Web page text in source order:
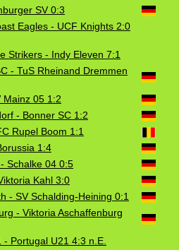
SV 0:3
Eagles - UCF Knights 2:0
Strikers - Indy Eleven 7:1
- TuS Rheinand Dremmen
Mainz 05 1:2
- Bonner SC 1:2
Rupel Boom 1:1
1:4
Schalke 04 0:5
Kahl 3:0
- SV Schalding-Heining 0:1
- Viktoria Aschaffenburg
- Portugal U21 4:3 n.E.